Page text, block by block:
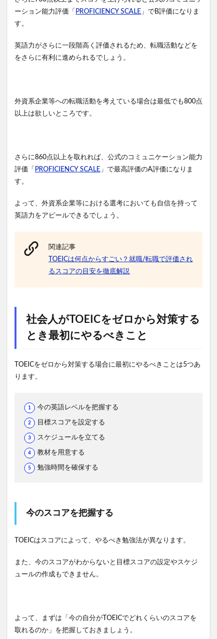
ーション能力評価「 PROFICIENCY SCALE 」でB評価になりま
す。
英語力がさらに一段階高く評価されるため、転職活動などを
をさらに有利に進められるでしょう。
外資系企業等への転職活動を考えている場合は最低でも800点
以上は欲しいところです。
さらに860点以上を取れれば、公式のコミュニケーション能力
評価「 PROFICIENCY SCALE 」で最高評価のA評価になりま
す。
よって、外資系企業等における選考においても自信を持って
英語力をアピールできるでしょう。
関連記事
TOEICは何点からすごい？就職/転職で評価され
るスコアの目安を徹底解説
社会人がTOEICをゼロから対策する
とき最初にやるべきこと
TOEICをゼロから対策する場合に最初にやるべきことは5つあ
ります。
今の英語レベルを把握する
目標スコアを設定する
スケジュールを立てる
教材を用意する
勉強時間を確保する
今のスコアを把握する
TOEICはスコアによって、やるべき勉強法が異なります。
また、今のスコアがわからないと目標スコアの設定やスケジ
ュールの作成もできません。
よって、まずは「今の自分がTOEICでどれくらいのスコアを
取れるのか」を把握しておきましょう。